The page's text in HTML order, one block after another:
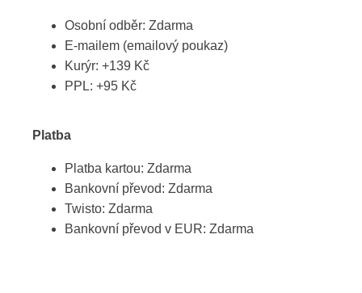
Osobní odběr: Zdarma
E-mailem (emailový poukaz)
Kurýr: +139 Kč
PPL: +95 Kč
Platba
Platba kartou: Zdarma
Bankovní převod: Zdarma
Twisto: Zdarma
Bankovní převod v EUR: Zdarma